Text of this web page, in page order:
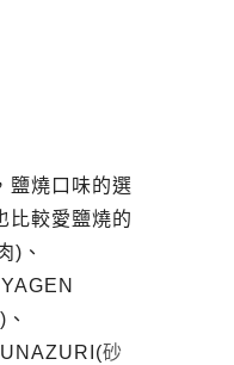
鹽燒口味的選
比較愛鹽燒的
)、
砂